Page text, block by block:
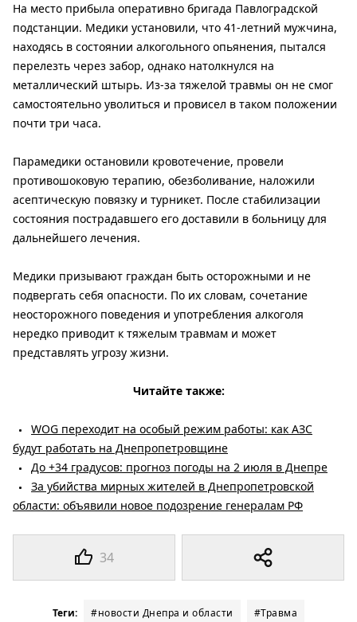
34
На место прибыла оперативно бригада Павлоградской
подстанции. Медики установили, что 41-летний мужчина,
находясь в состоянии алкогольного опьянения, пытался
перелезть через забор, однако натолкнулся на
металлический штырь. Из-за тяжелой травмы он не смог
самостоятельно уволиться и провисел в таком положении
почти три часа.
Парамедики остановили кровотечение, провели
противошоковую терапию, обезболивание, наложили
асептическую повязку и турникет. После стабилизации
состояния пострадавшего его доставили в больницу для
дальнейшего лечения.
Медики призывают граждан быть осторожными и не
подвергать себя опасности. По их словам, сочетание
неосторожного поведения и употребления алкоголя
нередко приводит к тяжелым травмам и может
представлять угрозу жизни.
Читайте также:
WOG переходит на особый режим работы: как АЗС
будут работать на Днепропетровщине
До +34 градусов: прогноз погоды на 2 июля в Днепре
За убийства мирных жителей в Днепропетровской
области: объявили новое подозрение генералам РФ
Теги: #новости Днепра и области #Травма